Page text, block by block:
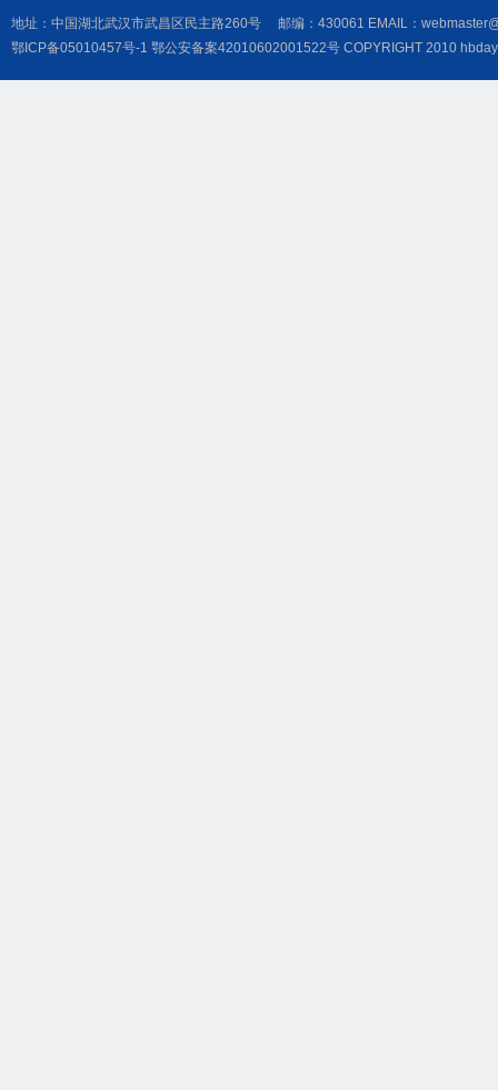
地址：中国湖北武汉市武昌区民主路260号 邮编：430061 EMAIL：
鄂ICP备05010457号-1 鄂公安备案42010602001522号 COPYRIGHT 2010